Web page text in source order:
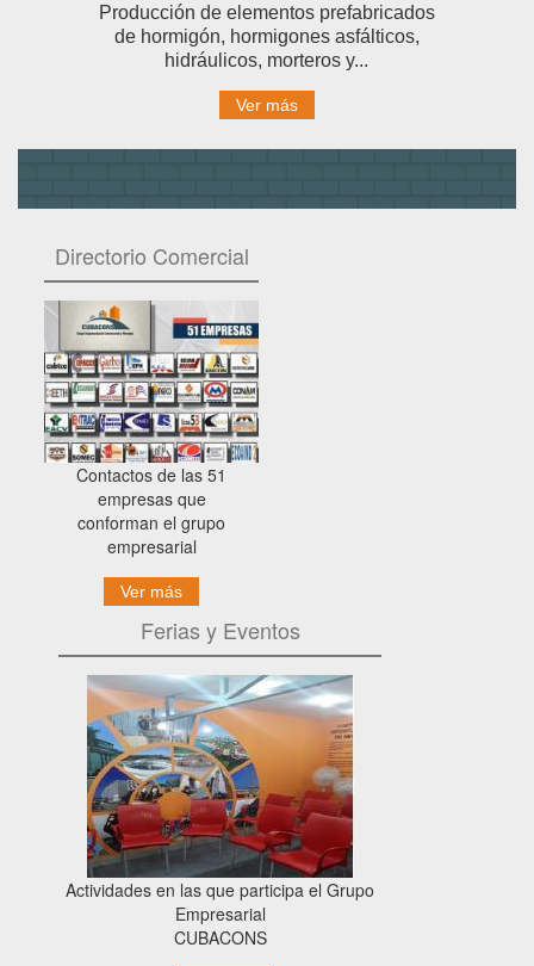
Producción de elementos prefabricados
de hormigón, hormigones asfálticos,
hidráulicos, morteros y...
Ver más
Directorio Comercial
Contactos de las 51
empresas que
conforman el grupo
empresarial
Ver más
Ferias y Eventos
Actividades en las que participa el Grupo
Empresarial
CUBACONS